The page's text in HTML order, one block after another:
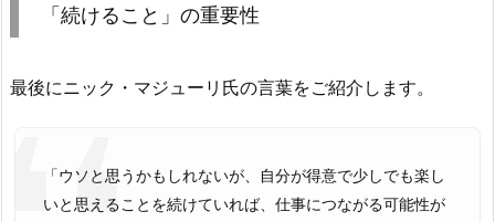
「続けること」の重要性
最後にニック・マジューリ氏の言葉をご紹介します。
「ウソと思うかもしれないが、自分が得意で少しでも楽し
いと思えることを続けていれば、仕事につながる可能性が